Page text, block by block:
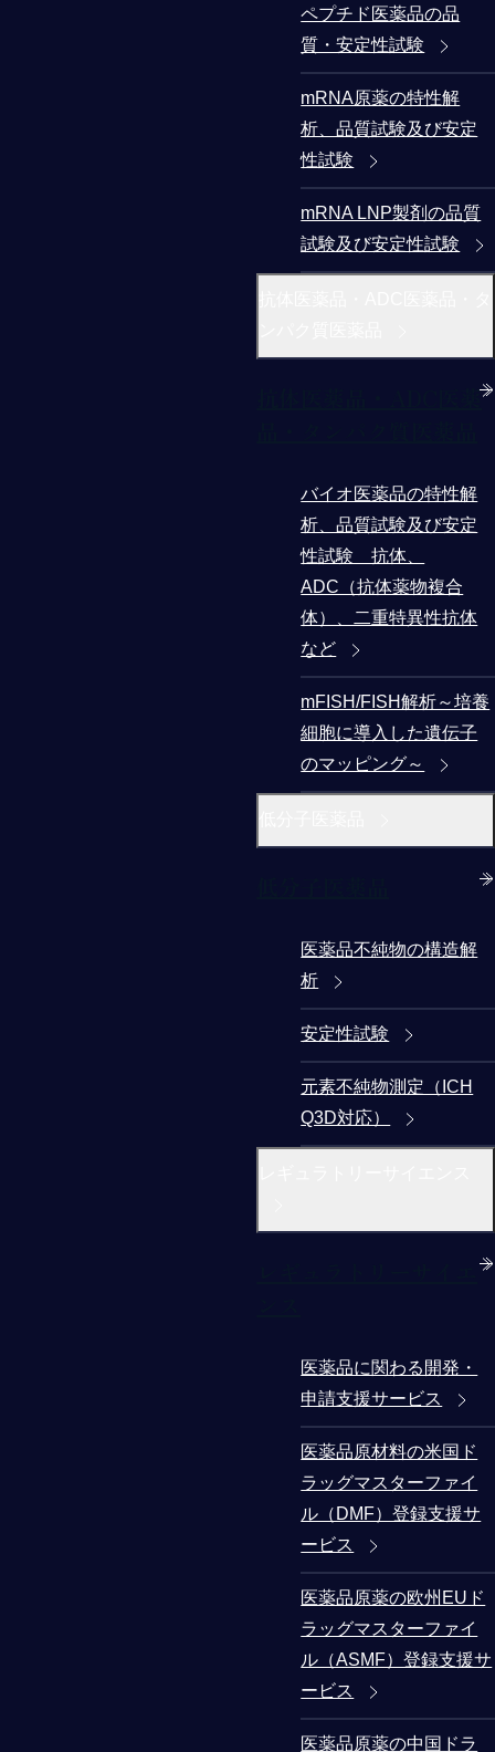
ペプチド医薬品の品
質・安定性試験
mRNA原薬の特性解
析、品質試験及び安定
性試験
mRNA LNP製剤の品質
試験及び安定性試験
抗体医薬品・ADC医薬
バイオ医薬品の特性解
析、品質試験及び安定
性試験 抗体、
ADC（抗体薬物複合
体）、二重特異性抗体
など
mFISH/FISH解析～培養
細胞に導入した遺伝子
のマッピング～
医薬品不純物の構造解
析
安定性試験
元素不純物測定（ICH
Q3D対応）
医薬品に関わる開発・
申請支援サービス
医薬品原材料の米国ド
ラッグマスターファイ
ル（DMF）登録支援サ
ービス
医薬品原薬の欧州EUド
ラッグマスターファイ
ル（ASMF）登録支援サ
ービス
医薬品原薬の中国ドラ